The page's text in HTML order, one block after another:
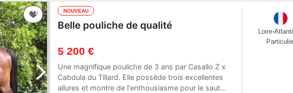
NOUVEAU
Belle pouliche de qualité
5 200 €
Une magnifique pouliche de 3 ans par Casallo Z x
Cabdula du Tillard. Elle possède trois excellentes
allures et montre de l'enthousiasme pour le saut...
Loire-